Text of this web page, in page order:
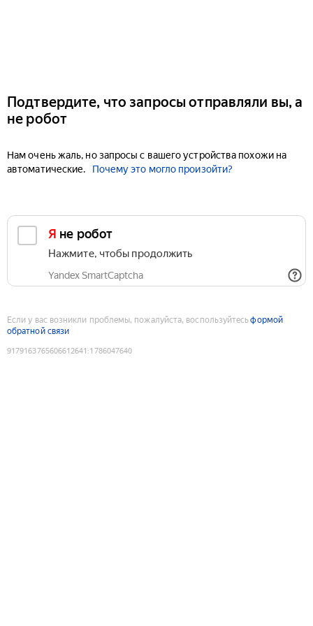
Подтвердите, что запросы отправляли вы, а
не робот
Нам очень жаль, но запросы с вашего устройства похожи на
автоматические.
Почему это могло произойти?
Я не робот
Нажмите, чтобы продолжить
Yandex SmartCaptcha
Если у вас возникли проблемы, пожалуйста, воспользуйтесьформой
обратной связи
9179163765606612641 :1786047640